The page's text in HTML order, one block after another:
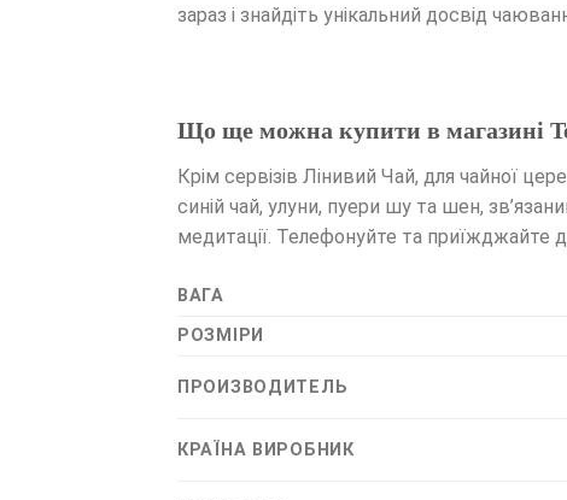
зараз і знайдіть унікальний досвід
Що ще можна купити в магазині
Крім сервізів Лінивий Чай, для чайної
синій чай, улуни, пуери шу та шен,
медитації. Телефонуйте та приїжджайте
ВАГА
РОЗМІРИ
ПРОИЗВОДИТЕЛЬ
КРАЇНА ВИРОБНИК